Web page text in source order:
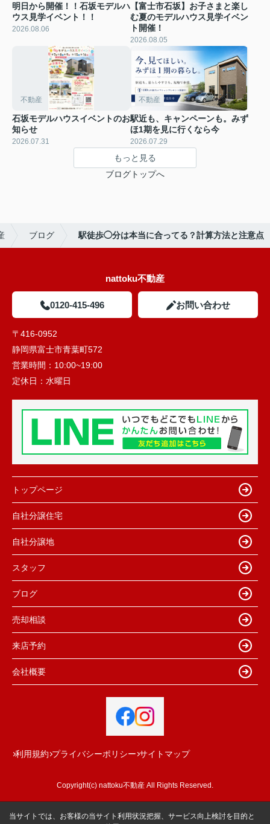
明日から開催！！石坂モデルハ
ウス見学イベント！！
2026.08.06
【富士市石坂】お子さまと楽し
む夏のモデルハウス見学イベン
ト開催！
2026.08.05
不動産
石坂モデルハウスイベントのお
知らせ
2026.07.31
不動産
駅近も、キャンペーンも。みず
ほ1期を見に行くなら今
2026.07.29
もっと見る
ブログトップへ
ブログ 駅徒歩◯分は本当に合ってる？計算方法と注意点
nattoku不動産
0120-415-496 お問い合わせ
〒416-0952
静岡県富士市青葉町572
営業時間： 10:00~19:00
定休日： 水曜日
トップページ
自社分譲住宅
自社分譲地
スタッフ
ブログ
売却相談
来店予約
会社概要
利用規約 プライバシーポリシー サイトマップ
Copyright(c) nattoku不動産 All Rights Reserved.
当サイトでは、お客様の当サイト利用状況把握、サービス向上検討を目的と